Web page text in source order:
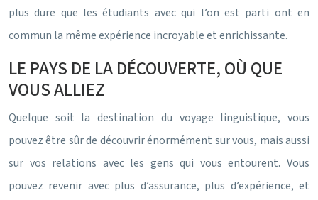
plus dure que les étudiants avec qui l’on est parti ont en
commun la même expérience incroyable et enrichissante.
LE PAYS DE LA DÉCOUVERTE, OÙ QUE
VOUS ALLIEZ
Quelque soit la destination du voyage linguistique, vous
pouvez être sûr de découvrir énormément sur vous, mais aussi
sur vos relations avec les gens qui vous entourent. Vous
pouvez revenir avec plus d’assurance, plus d’expérience, et